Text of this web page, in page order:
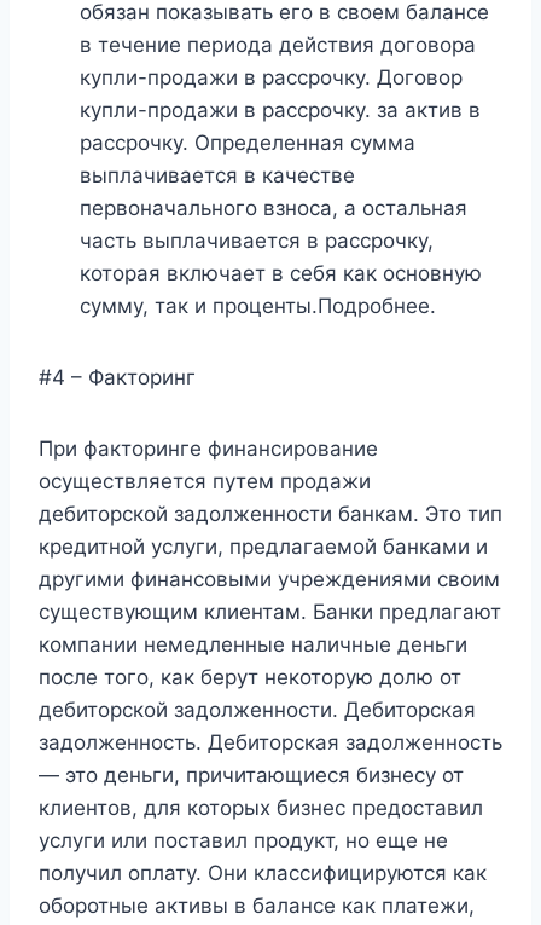
обязан показывать его в своем балансе
в течение периода действия договора
купли-продажи в рассрочку. Договор
купли-продажи в рассрочку. за актив в
рассрочку. Определенная сумма
выплачивается в качестве
первоначального взноса, а остальная
часть выплачивается в рассрочку,
которая включает в себя как основную
сумму, так и проценты.Подробнее.
#4 – Факторинг
При факторинге финансирование
осуществляется путем продажи
дебиторской задолженности банкам. Это тип
кредитной услуги, предлагаемой банками и
другими финансовыми учреждениями своим
существующим клиентам. Банки предлагают
компании немедленные наличные деньги
после того, как берут некоторую долю от
дебиторской задолженности. Дебиторская
задолженность. Дебиторская задолженность
— это деньги, причитающиеся бизнесу от
клиентов, для которых бизнес предоставил
услуги или поставил продукт, но еще не
получил оплату. Они классифицируются как
оборотные активы в балансе как платежи,